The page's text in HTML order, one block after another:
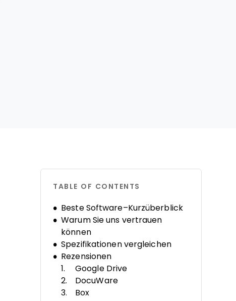
TABLE OF CONTENTS
Beste Software–Kurzüberblick
Warum Sie uns vertrauen
können
Spezifikationen vergleichen
Rezensionen
Google Drive
DocuWare
Box